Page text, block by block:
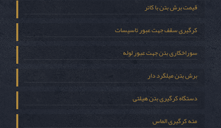
قیمت برش بتن با کاتر
کرگیری سقف جهت عبور تاسیسات
سوراخکاری بتن جهت عبور لوله
برش بتن میلگرد دار
دستگاه کرگیری بتن هیلتی
مته کرگیری الماس